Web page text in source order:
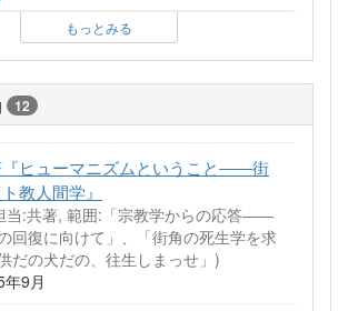
もっとみる
12
『ヒューマニズムということ――街
教人間学』
当:共著, 範囲:「宗教学からの応答――
回復に向けて」、「街角の死生学を求
の犬だの、往生しまっせ」)
9月